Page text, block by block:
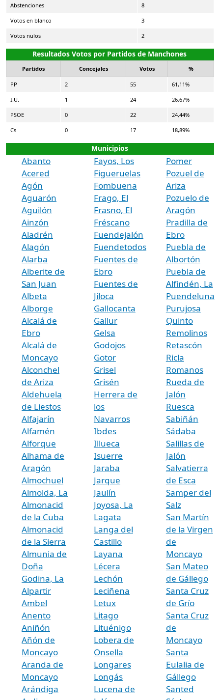
Abstenciones 8
Votos en blanco 3
Votos nulos 2
Resultados Votos por Partidos de Manchones
Partidos Concejales Votos %
PP 2 55 61,11%
I.U. 1 24 26,67%
PSOE 0 22 24,44%
Cs 0 17 18,89%
Municipios
Abanto
Acered
Agón
Aguarón
Aguilón
Ainzón
Aladrén
Alagón
Alarba
Alberite de
San Juan
Albeta
Alborge
Alcalá de
Ebro
Alcalá de
Moncayo
Alconchel
de Ariza
Aldehuela
de Liestos
Alfajarín
Alfamén
Alforque
Alhama de
Aragón
Almochuel
Almolda, La
Almonacid
de la Cuba
Almonacid
de la Sierra
Almunia de
Doña
Godina, La
Alpartir
Ambel
Anento
Aniñón
Añón de
Moncayo
Aranda de
Moncayo
Arándiga
Fayos, Los
Figueruelas
Fombuena
Frago, El
Frasno, El
Fréscano
Fuendejalón
Fuendetodos
Fuentes de
Ebro
Fuentes de
Jiloca
Gallocanta
Gallur
Gelsa
Godojos
Gotor
Grisel
Grisén
Herrera de
los
Navarros
Ibdes
Illueca
Isuerre
Jaraba
Jarque
Jaulín
Joyosa, La
Lagata
Langa del
Castillo
Layana
Lécera
Lechón
Leciñena
Letux
Litago
Lituénigo
Lobera de
Onsella
Longares
Longás
Lucena de
Pomer
Pozuel de
Ariza
Pozuelo de
Aragón
Pradilla de
Ebro
Puebla de
Albortón
Puebla de
Alfindén, La
Puendeluna
Purujosa
Quinto
Remolinos
Retascón
Ricla
Romanos
Rueda de
Jalón
Ruesca
Sabiñán
Sádaba
Salillas de
Jalón
Salvatierra
de Esca
Samper del
Salz
San Martín
de la Virgen
de
Moncayo
San Mateo
de Gállego
Santa Cruz
de Grío
Santa Cruz
de
Moncayo
Santa
Eulalia de
Gállego
Santed